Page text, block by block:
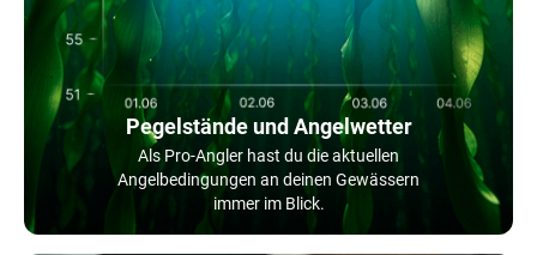
Pegelstände und Angelwetter
Als Pro-Angler hast du die aktuellen
Angelbedingungen an deinen Gewässern
immer im Blick.